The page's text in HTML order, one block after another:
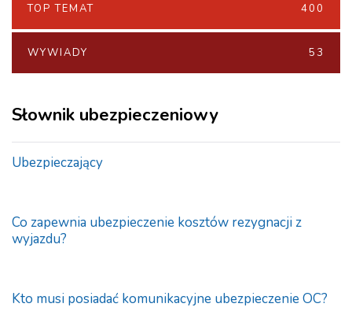
TOP TEMAT 400
WYWIADY 53
Słownik ubezpieczeniowy
Ubezpieczający
Co zapewnia ubezpieczenie kosztów rezygnacji z
wyjazdu?
Kto musi posiadać komunikacyjne ubezpieczenie OC?